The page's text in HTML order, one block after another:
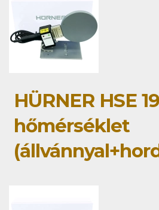
HÜRNER HSE
hőmérséklet